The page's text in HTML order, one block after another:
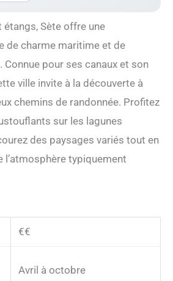
étangs, Sète offre une
de charme maritime et de
pour ses canaux et son
ville invite à la découverte à
chemins de randonnée. Profitez
sur les lagunes
des paysages variés tout en
l’atmosphère typiquement
€€
Avril à octobre